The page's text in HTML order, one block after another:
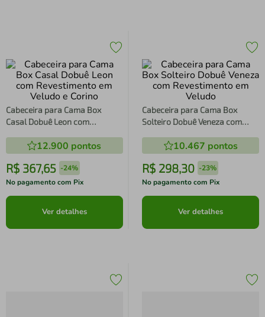
Cabeceira para Cama Box
Casal Dobuê Leon com
Corino
12.900 pontos
R$ 367,65 -24%
No pagamento com Pix
Ver detalhes
Cabeceira para Cama Box
Solteiro Dobuê Veneza com
10.467 pontos
R$ 298,30 -23%
No pagamento com Pix
Ver detalhes